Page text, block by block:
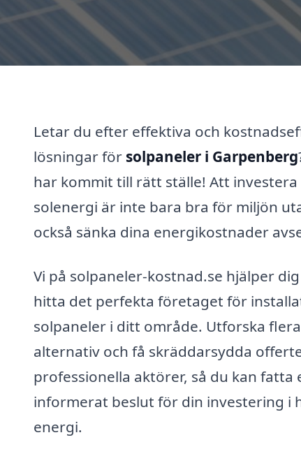
Letar du efter effektiva och
lösningar för solpaneler i Garpenberg
har kommit till rätt ställe! Att investera
solenergi är inte bara bra för miljön
också sänka dina energikostnader
Vi på solpaneler-kostnad.se hjälper
hitta det perfekta företaget för
solpaneler i ditt område. Utforska flera
alternativ och få skräddarsydda
professionella aktörer, så du kan fatta
informerat beslut för din investering i
energi.